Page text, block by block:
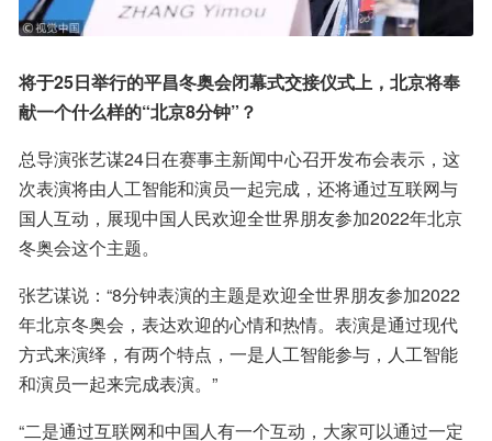
将于25日举行的平昌冬奥会闭幕式交接仪式上，北京将奉
献一个什么样的“北京8分钟”？
总导演张艺谋24日在赛事主新闻中心召开发布会表示，这
次表演将由人工智能和演员一起完成，还将通过互联网与
国人互动，展现中国人民欢迎全世界朋友参加2022年北京
冬奥会这个主题。
张艺谋说：“8分钟表演的主题是欢迎全世界朋友参加2022
年北京冬奥会，表达欢迎的心情和热情。表演是通过现代
方式来演绎，有两个特点，一是人工智能参与，人工智能
和演员一起来完成表演。”
“二是通过互联网和中国人有一个互动，大家可以通过一定